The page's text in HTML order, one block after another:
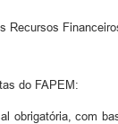
Recursos
do FAPEM:
obrigatória, com